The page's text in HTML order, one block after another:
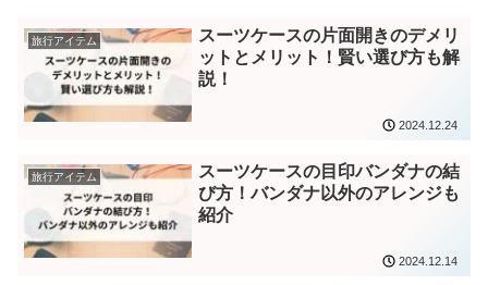
旅行アイテム
スーツケースの片面開きのデメリ
ットとメリット！賢い選び方も解
説！
2024.12.24
旅行アイテム
スーツケースの目印バンダナの結
び方！バンダナ以外のアレンジも
紹介
2024.12.14